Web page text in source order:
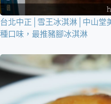
台北中正│雪王冰淇淋│中山堂
種口味，最推豬腳冰淇淋